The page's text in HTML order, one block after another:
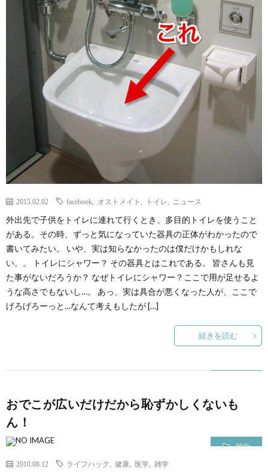
2015.02.02 facebook オストメイト トイレ ニュース
外出先で子供をトイレに連れて行くとき、多目的トイレを使うこと
がある。その時、ずっと気になっていた器具の正体がわかったので
書いてみたい。 いや、実は知らなかったのは僕だけかもしれな
い。。 トイレにシャワー？ その器具とはこれである。 皆さんも見
た事がないだろうか？ なぜトイレにシャワー？ここで用が足せるよ
うな高さでもないし…。 あっ、実は具合が悪くなった人が、ここで
げろげろーっと…なんて考えもしたが […]
続きを読む
おでこが広いだけだから恥ずかしくないも
ん！
雑学
2010.08.12 ライフハック 健康 医学 雑学